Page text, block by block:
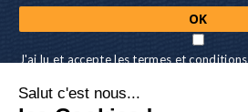
J'ai lu et accepte les termes et conditions
NOUS SUIVRE
Salut c'est nous...